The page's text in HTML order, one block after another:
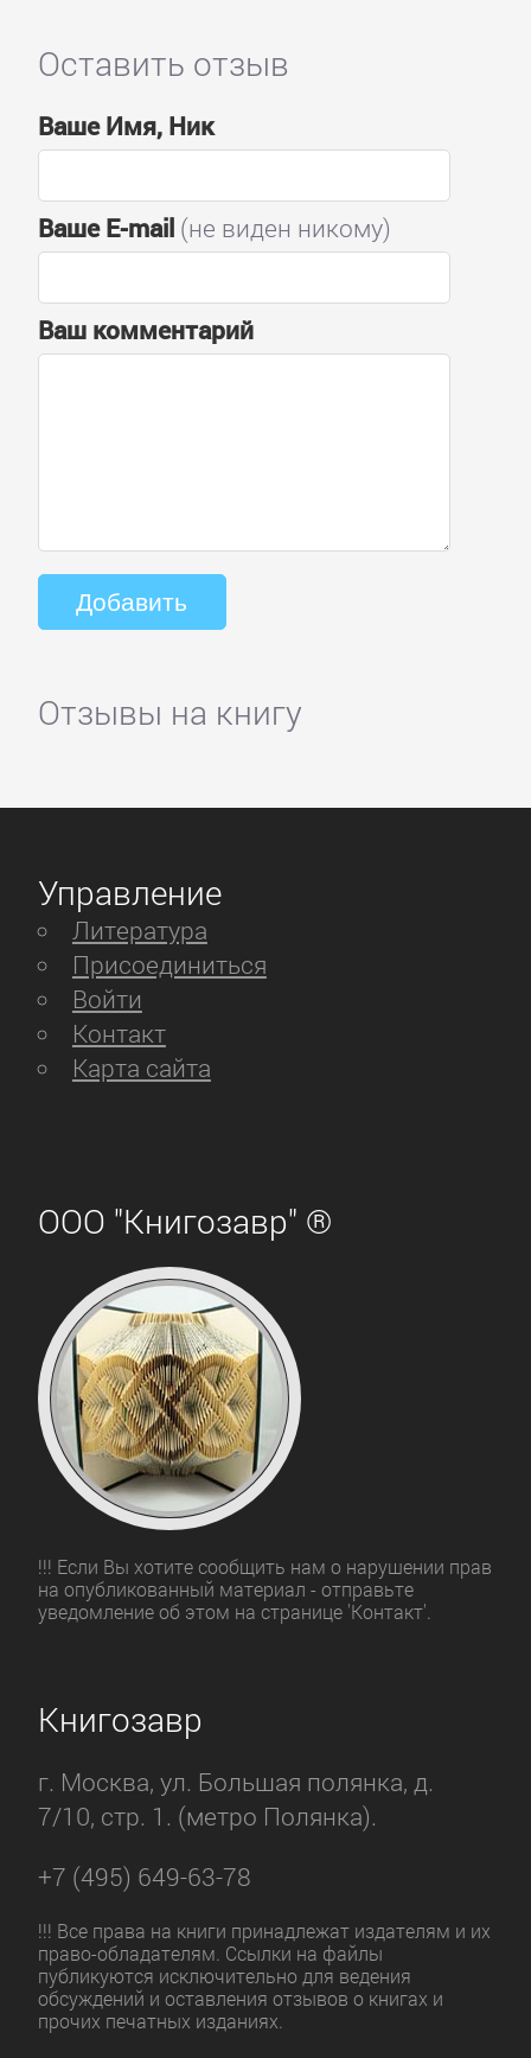
Оставить отзыв
Ваше Имя, Ник
Ваше E-mail(не виден никому)
Ваш комментарий
Отзывы на книгу
Управление
Литература
Присоединиться
Войти
Контакт
Карта сайта
ООО "Книгозавр" ®
!!! Если Вы хотите сообщить нам о нарушении прав
на опубликованный материал - отправьте
уведомление об этом на странице 'Контакт'.
Книгозавр
г. Москва, ул. Большая полянка, д.
7/10, стр. 1. (метро Полянка).
+7 (495) 649-63-78
!!! Все права на книги принадлежат издателям и их
право-обладателям. Ссылки на файлы
публикуются исключительно для ведения
обсуждений и оставления отзывов о книгах и
прочих печатных изданиях.